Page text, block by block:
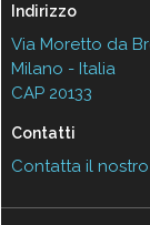
Indirizzo
Via Moretto da
Milano - Italia
CAP 20133
Contatti
Contatta il